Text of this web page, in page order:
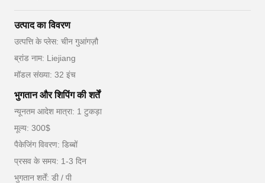
उत्पाद का विवरण
उत्पत्ति के प्लेस: चीन गुआंगज़ौ
ब्रांड नाम: Liejiang
मॉडल संख्या: 32 इंच
भुगतान और शिपिंग की शर्तें
न्यूनतम आदेश मात्रा: 1 टुकड़ा
मूल्य: 300$
पैकेजिंग विवरण: डिब्बों
प्रसव के समय: 1-3 दिन
भुगतान शर्तें: डी / पी